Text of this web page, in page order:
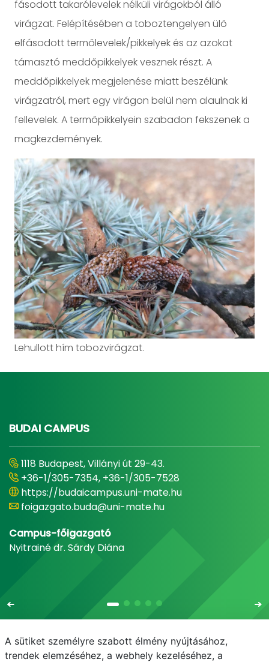
fásodott takarólevelek nélküli virágokból álló
virágzat. Felépítésében a toboztengelyen ülő
elfásodott termőlevelek/pikkelyek és az azokat
támasztó meddőpikkelyek vesznek részt. A
meddőpikkelyek megjelenése miatt beszélünk
virágzatról, mert egy virágon belül nem alaulnak ki
fellevelek. A termőpikkelyein szabadon fekszenek a
magkezdemények.
Lehullott hím tobozvirágzat.
BUDAI CAMPUS
1118 Budapest, Villányi út 29-43.
+36-1/305-7354, +36-1/305-7528
https://budaicampus.uni-mate.hu
foigazgato.buda@uni-mate.hu
Campus-főigazgató
Nyitrainé dr. Sárdy Diána
A sütiket személyre szabott élmény nyújtásához,
trendek elemzéséhez, a webhely kezeléséhez, a